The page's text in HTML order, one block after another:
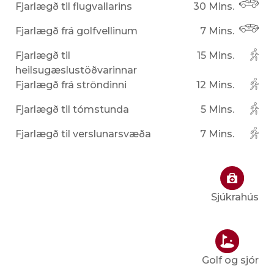
Fjarlægð til flugvallarins 30 Mins.
Fjarlægð frá golfvellinum 7 Mins.
Fjarlægð til
heilsugæslustöðvarinnar
15 Mins.
Fjarlægð frá ströndinni 12 Mins.
Fjarlægð til tómstunda 5 Mins.
Fjarlægð til verslunarsvæða 7 Mins.
Sjúkrahús
Golf og sjór